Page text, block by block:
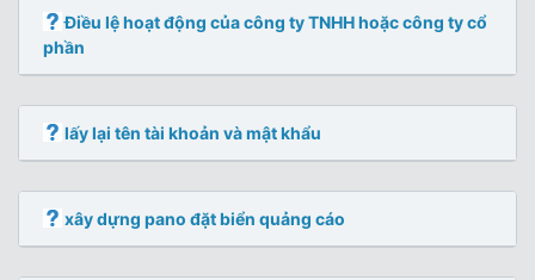
Điều lệ hoạt động của công ty TNHH hoặc công ty cổ
phần
lấy lại tên tài khoản và mật khẩu
xây dựng pano đặt biển quảng cáo